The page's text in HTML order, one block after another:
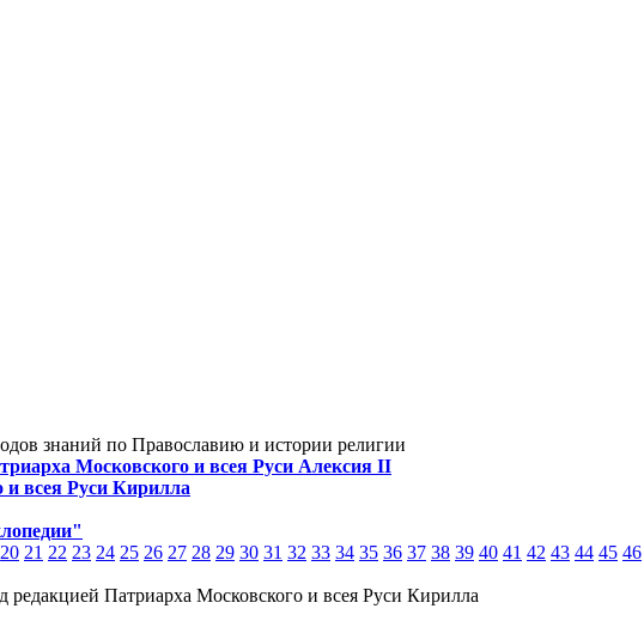
знаний по Православию и истории религии
Московского и всея Руси Алексия II
и всея Руси Кирилла
20 21 22 23 24 25 26 27 28 29 30 31 32 33 34 35 36 37 38 39 40 41 42 43 44 45 46
Патриарха Московского и всея Руси Кирилла